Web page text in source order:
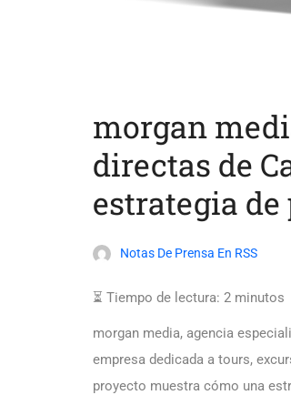
morgan
directas de
estrategia
Notas De Prensa En RSS
⏳ Tiempo de lectura: 2 minutos
morgan media, agencia
empresa dedicada a tours,
proyecto muestra cómo una